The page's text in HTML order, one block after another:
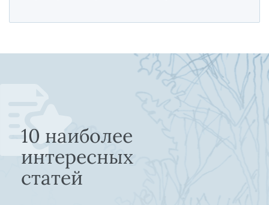
10 наиболее
интересных
статей